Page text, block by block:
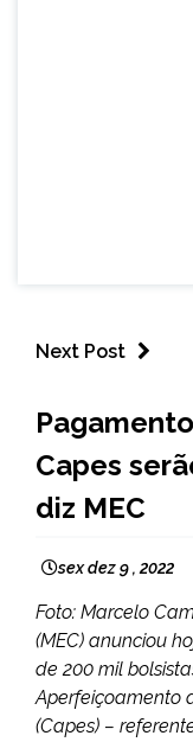
Next Post
NOTÍCIAS
Capes
diz MEC
sex dez 9 , 2022
Foto: Marcelo
(MEC) anunciou
de 200 mil
Aperfeiçoamento
(Capes) –